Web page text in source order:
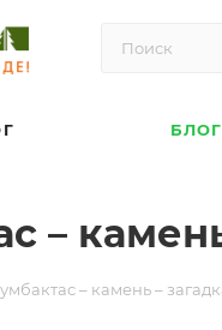
БЛОГ
–
– камень –